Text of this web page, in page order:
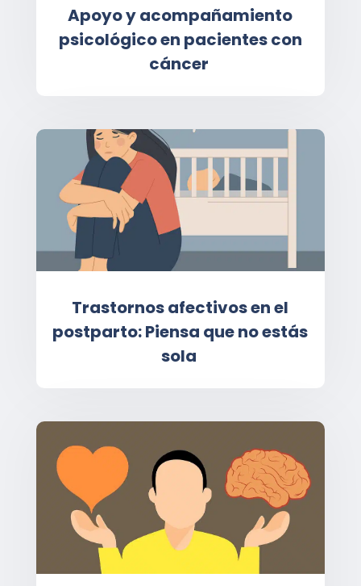
Apoyo y acompañamiento
psicológico en pacientes con
cáncer
Trastornos afectivos en el
postparto: Piensa que no estás
sola